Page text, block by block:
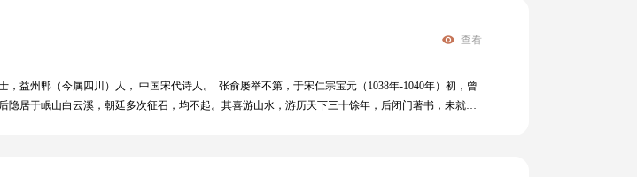
查看
益州郫（今属四川）人， 中国宋代诗人。 张俞屡举不第，于宋仁宗宝元（1038年-1040年）初，曾
隐居于岷山白云溪，朝廷多次征召，均不起。其喜游山水，游历天下三十馀年，后闭门著书，未就而